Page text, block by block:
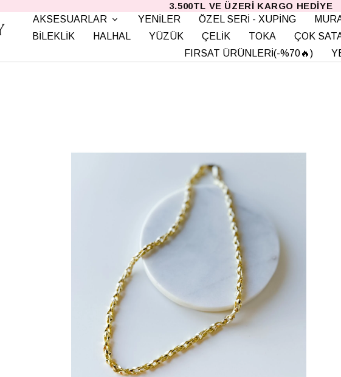
3.500TL VE ÜZERI KARGO HEDIYE
AKSESUARLAR
YENİLER ÖZEL SERİ - XUPİNG
BİLEKLİK
HALHAL YÜZÜK ÇELİK TOKA ÇOK
FIRSAT ÜRÜNLERİ(-%70🔥)